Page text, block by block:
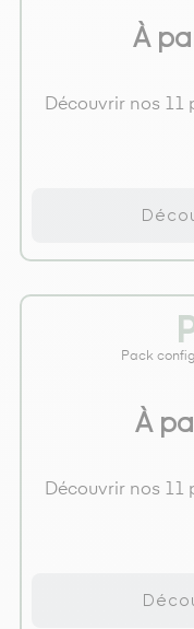
À
Découvrir nos 11
Pack
À
Découvrir nos 11